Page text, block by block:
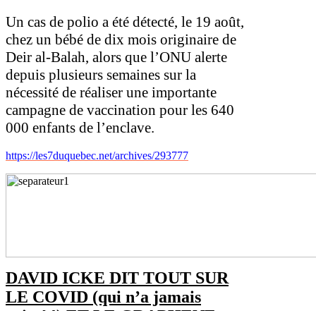
Un cas de polio a été détecté, le 19 août,
chez un bébé de dix mois originaire de
Deir al-Balah, alors que l’ONU alerte
depuis plusieurs semaines sur la
nécessité de réaliser une importante
campagne de vaccination pour les 640
000 enfants de l’enclave.
https://les7duquebec.net/archives/293777
DAVID ICKE DIT TOUT SUR
LE COVID (qui n’a jamais